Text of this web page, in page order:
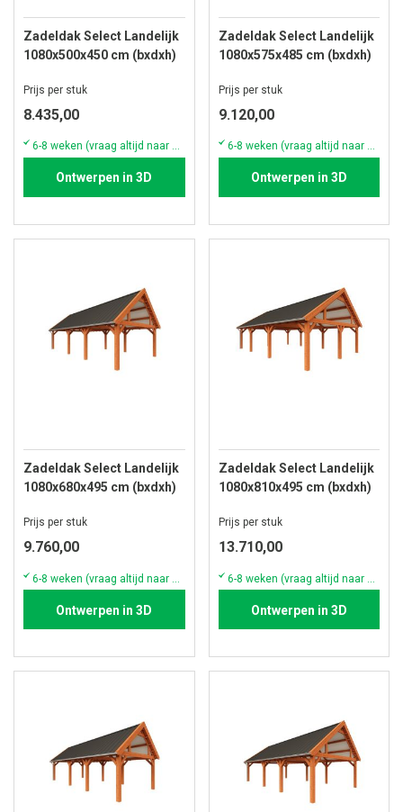
Zadeldak Select Landelijk
1080x500x450 cm (bxdxh)
Prijs per stuk
8.435,00
6-8 weken (vraag altijd naar de actuele voorraad & levertijd)
Ontwerpen in 3D
Zadeldak Select Landelijk
1080x575x485 cm (bxdxh)
Prijs per stuk
9.120,00
6-8 weken (vraag altijd naar de actuele voorraad & levertijd)
Ontwerpen in 3D
Zadeldak Select Landelijk
1080x680x495 cm (bxdxh)
Prijs per stuk
9.760,00
Ontwerpen in 3D
Zadeldak Select Landelijk
1080x810x495 cm (bxdxh)
Prijs per stuk
13.710,00
Ontwerpen in 3D